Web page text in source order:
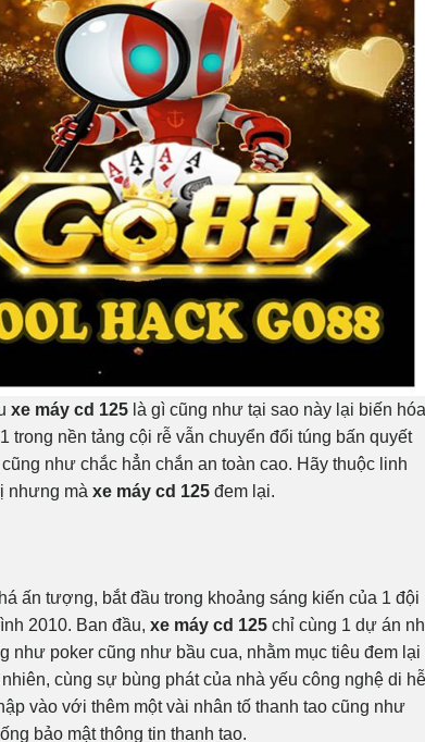
xe máy cd 125 là gì cũng như tại sao này lại biến hóa
nền tảng cội rễ vẫn chuyển đổi túng bấn quyết
như chắc hẳn chắn an toàn cao. Hãy thuộc linh
nhưng mà xe máy cd 125 đem lại.
ấn tượng, bắt đầu trong khoảng sáng kiến của 1 đội
2010. Ban đầu, xe máy cd 125 chỉ cùng 1 dự án
như poker cũng như bầu cua, nhằm mục tiêu đem lại
cùng sự bùng phát của nhà yếu công nghệ di hễ
vào với thêm một vài nhân tố thanh tao cũng như
bảo mật thông tin thanh tao.